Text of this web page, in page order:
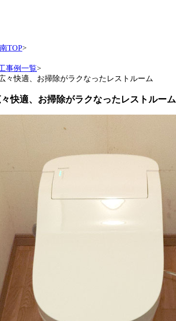
TOP>
事例一覧>
々快適、お掃除がラクなったレストルーム
快適、お掃除がラクなったレストルーム